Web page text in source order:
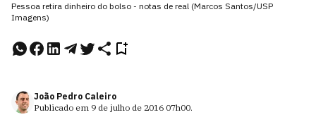
Pessoa retira dinheiro do bolso - notas de real (Marcos Santos/USP
Imagens)
João Pedro Caleiro
Publicado em 9 de julho de 2016 07h00.